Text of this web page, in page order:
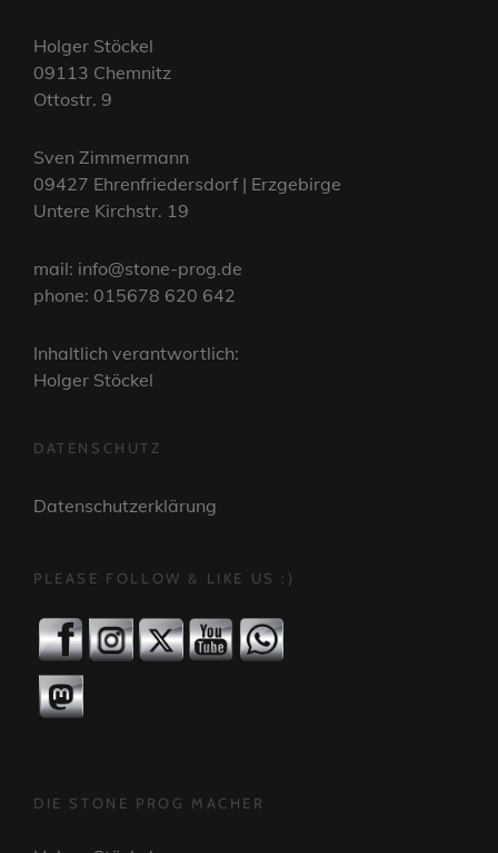
Holger Stöckel
09113 Chemnitz
Ottostr. 9
Sven Zimmermann
09427 Ehrenfriedersdorf | Erzgebirge
Untere Kirchstr. 19
mail: info@stone-prog.de
phone: 015678 620 642
Inhaltlich verantwortlich:
Holger Stöckel
DATENSCHUTZ
Datenschutzerklärung
PLEASE FOLLOW & LIKE US :)
DIE STONE PROG MACHER